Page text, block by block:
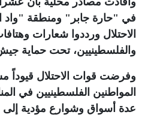
في "حارة جابر" ومنطقة "واد
الاحتلال ورددوا شعارات
والفلسطينيين، تحت حماية جيش
وفرضت قوات الاحتلال قيوداً
المواطنين الفلسطينيين في
عدة أسواق وشوارع مؤدية إلى